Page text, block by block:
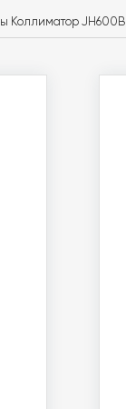
Коллиматор JH600B